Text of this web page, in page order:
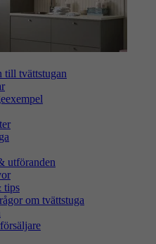
till tvättstugan
utföranden
tips
om tvättstuga